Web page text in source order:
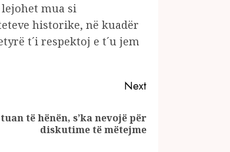
mua si
historike, në kuadër
t´i respektoj e t´u jem
Next
të hënën, s’ka nevojë për
diskutime të mëtejme